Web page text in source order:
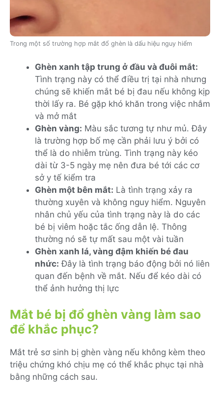
Trong một số trường hợp mắt đổ ghèn là dấu hiệu nguy hiểm
Ghèn xanh tập trung ở đầu và đuôi mắt:
Tình trạng này có thể điều trị tại nhà nhưng
chúng sẽ khiến mắt bé bị đau nếu không kịp
thời lấy ra. Bé gặp khó khăn trong việc nhắm
và mở mắt
Ghèn vàng: Màu sắc tương tự như mủ. Đây
là trường hợp bố mẹ cần phải lưu ý bởi có
thể là do nhiễm trùng. Tình trạng này kéo
dài từ 3-5 ngày mẹ nên đưa bé tới các cơ
sở y tế kiểm tra
Ghèn một bên mắt: Là tình trạng xảy ra
thường xuyên và không nguy hiểm. Nguyên
nhân chủ yếu của tình trạng này là do các
bé bị viêm hoặc tắc ống dẫn lệ. Thông
thường nó sẽ tự mất sau một vài tuần
Ghèn xanh lá, vàng đậm khiến bé đau
nhức: Đây là tình trạng báo động bởi nó liên
quan đến bệnh về mắt. Nếu để kéo dài có
thể ảnh hưởng thị lực
Mắt bé bị đổ ghèn vàng làm sao
để khắc phục?
Mắt trẻ sơ sinh bị ghèn vàng nếu không kèm theo
triệu chứng khó chịu mẹ có thể khắc phục tại nhà
bằng những cách sau.